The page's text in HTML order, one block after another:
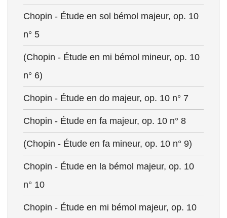
Chopin - Étude en sol bémol majeur, op. 10
n° 5
(Chopin - Étude en mi bémol mineur, op. 10
n° 6)
Chopin - Étude en do majeur, op. 10 n° 7
Chopin - Étude en fa majeur, op. 10 n° 8
(Chopin - Étude en fa mineur, op. 10 n° 9)
Chopin - Étude en la bémol majeur, op. 10
n° 10
Chopin - Étude en mi bémol majeur, op. 10